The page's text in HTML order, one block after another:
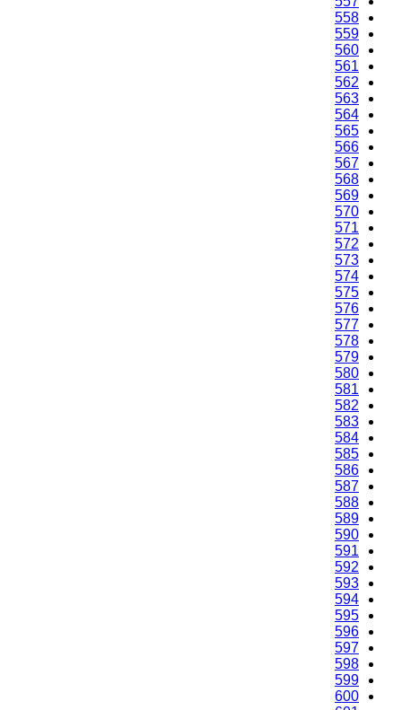
555
556
557
558
559
560
561
562
563
564
565
566
567
568
569
570
571
572
573
574
575
576
577
578
579
580
581
582
583
584
585
586
587
588
589
590
591
592
593
594
595
596
597
598